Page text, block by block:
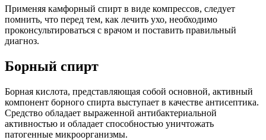
Применяя камфорный спирт в виде компрессов, следует
помнить, что перед тем, как лечить ухо, необходимо
проконсультироваться с врачом и поставить правильный
диагноз.
Борный спирт
Борная кислота, представляющая собой основной, активный
компонент борного спирта выступает в качестве антисептика.
Средство обладает выраженной антибактериальной
активностью и обладает способностью уничтожать
патогенные микроорганизмы.